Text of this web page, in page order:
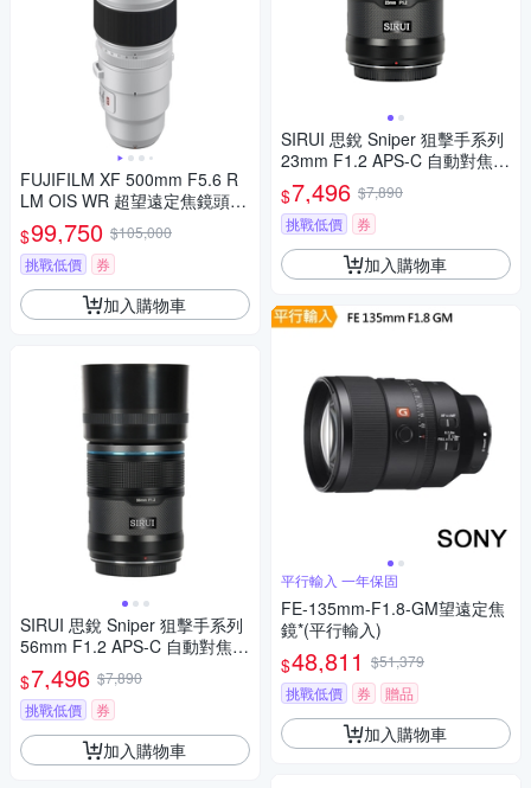
FUJIFILM XF 500mm F5.6 R
LM OIS WR 超望遠定焦鏡頭
公司貨
$99,750 $105,000
挑戰低價
券
加入購物車
SIRUI 思銳 Sniper 狙擊手系列
56mm F1.2 APS-C 自動對焦鏡
頭 佛提普拉斯公司貨兩年保固
$7,496 $7,890
挑戰低價
券
加入購物車
SIRUI 思銳 Sniper 狙擊手系列
23mm F1.2 APS-C 自動對焦鏡
頭 佛提普拉斯公司貨兩年保固
$7,496 $7,890
挑戰低價
券
加入購物車
平行輸入 一年保固
FE-135mm-F1.8-GM望遠定焦
鏡*(平行輸入)
$48,811 $51,379
挑戰低價
券 贈品
加入購物車